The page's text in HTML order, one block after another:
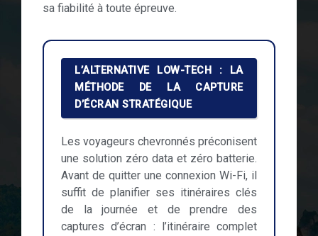
sa fiabilité à toute épreuve.
L’ALTERNATIVE LOW-TECH : LA
MÉTHODE DE LA CAPTURE
D’ÉCRAN STRATÉGIQUE
Les voyageurs chevronnés préconisent
une solution zéro data et zéro batterie.
Avant de quitter une connexion Wi-Fi, il
suffit de planifier ses itinéraires clés
de la journée et de prendre des
captures d’écran : l’itinéraire complet